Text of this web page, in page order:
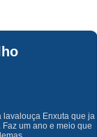
que sempre valoriza o
de todos o serviços.